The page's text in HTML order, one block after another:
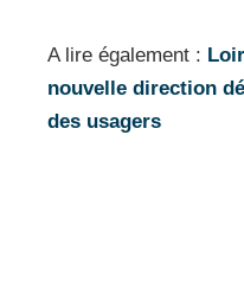
A lire également :
nouvelle direction
des usagers